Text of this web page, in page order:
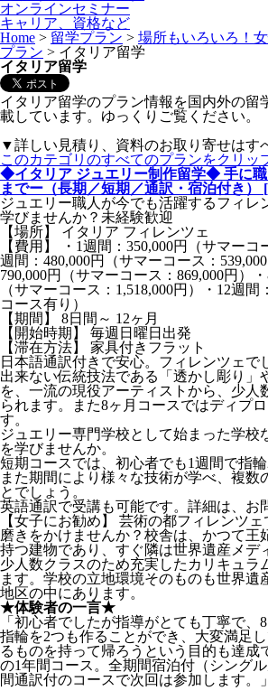
オンラインセミナー
キャリア、資格など
Home > 留学プラン > 場所もいろいろ！
プラン > イタリア留学
イタリア留学
イタリア留学のプラン情報を国内外の留
載しています。ゆっくりご覧ください。
▼詳しい見積り、資料のお取り寄せはす
このカテゴリのすべてのプランをクリッ
◆イタリア ジュエリー制作留学◆ 手に職
までー（長期／短期／通訳・宿泊付き）
ジュエリー職人が今でも活躍するフィレ
学びませんか？未経験歓迎
【場所】 イタリア フィレンツェ
【費用】 ・1週間：350,000円（サマーコ
週間：480,000円（サマーコース：
790,000円（サマーコース：869,000円）
（サマーコース：1,518,000円）・12週間
コース有り）
【期間】 8日間～ 12ヶ月
【開始時期】 毎週日曜日出発
【滞在方法】 家具付きフラット
日本語通訳付きで安心。フィレンツェで
出来ない伝統技法である「透かし彫り」
を、一流の現役アーティストから、少人
られます。また8ヶ月コースではディプ
す。
ジュエリー専門学校として始まった学校
を学びませんか。
短期コースでは、初心者でも1週間で指輪
また期間により様々な技術が学べ、複数
とでしょう。
英語通訳で受講も可能です。詳細は、お
【女子にお勧め】 芸術の都フィレンツ
磨きをかけませんか？校舎は、かつて王
持つ建物であり、すぐ隣は世界遺産メデ
少人数クラスのため充実したカリキュラ
ます。学校の立地環境そのものも世界遺
地区の中にあります。
★体験者の一言★
「初心者でしたが指導がとても丁寧で、
指輪を2つも作ることができ、大変満足
るものを持って帰ろうという目的も達成
の1年間コース。全期間宿泊付（シング
間通訳付のコースで次回は参加します。」